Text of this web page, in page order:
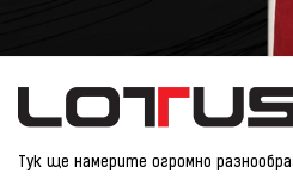
Тук ще намерите огромно